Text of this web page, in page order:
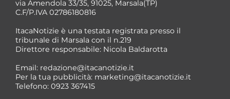
*
via Amendola 33/35, 91025, Marsala(TP)
C.F/P.IVA 02786180816
ItacaNotizie è una testata registrata presso il
tribunale di Marsala con il n.219
Direttore responsabile: Nicola Baldarotta
Email: redazione@itacanotizie.it
Per la tua pubblicità: marketing@itacanotizie.it
Telefono: 0923 367415